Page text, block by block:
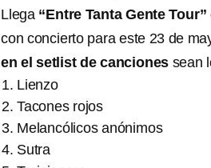
Llega “Entre Tanta Gente
con concierto para este 23 de
en el setlist de canciones sean
Lienzo
Tacones rojos
Melancólicos anónimos
Sutra